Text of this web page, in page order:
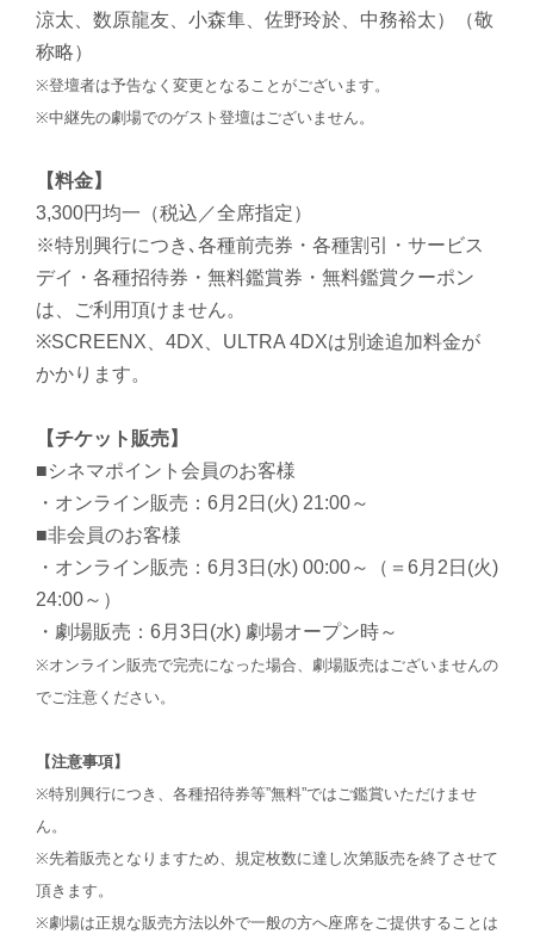
涼太、数原龍友、小森隼、佐野玲於、中務裕太）（敬
称略）
※登壇者は予告なく変更となることがございます。
※中継先の劇場でのゲスト登壇はございません。
【料金】
3,300円均一（税込／全席指定）
※特別興行につき､各種前売券・各種割引・サービス
デイ・各種招待券・無料鑑賞券・無料鑑賞クーポン
は、ご利用頂けません。
※SCREENX、4DX、ULTRA 4DXは別途追加料金が
かかります。
【チケット販売】
■シネマポイント会員のお客様
・オンライン販売：6月2日(火) 21:00～
■非会員のお客様
・オンライン販売：6月3日(水) 00:00～（＝6月2日(火)
24:00～）
・劇場販売：6月3日(水) 劇場オープン時～
※オンライン販売で完売になった場合、劇場販売はございませんの
でご注意ください。
【注意事項】
※特別興行につき、各種招待券等”無料”ではご鑑賞いただけませ
ん。
※先着販売となりますため、規定枚数に達し次第販売を終了させて
頂きます。
※劇場は正規な販売方法以外で一般の方へ座席をご提供することは